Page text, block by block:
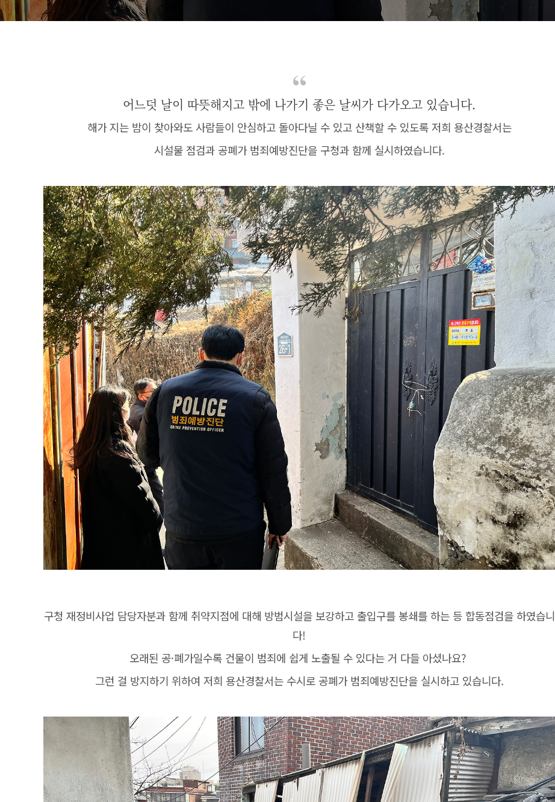
어느덧 날이 따뜻해지고 밖에 나가기 좋은 날씨가 다가오고 있습니다.
해가 지는 밤이 찾아와도 사람들이 안심하고 돌아다닐 수 있고 산책할 수 있도록 저희 용산경찰서는
시설물 점검과 공폐가 범죄예방진단을 구청과 함께 실시하였습니다.
구청 재정비사업 담당자분과 함께 취약지점에 대해 방범시설을 보강하고 출입구를 봉쇄를 하는 등 합동점검을 하였습니
다!
오래된 공·폐가일수록 건물이 범죄에 쉽게 노출될 수 있다는 거 다들 아셨나요?
그런 걸 방지하기 위하여 저희 용산경찰서는 수시로 공폐가 범죄예방진단을 실시하고 있습니다.